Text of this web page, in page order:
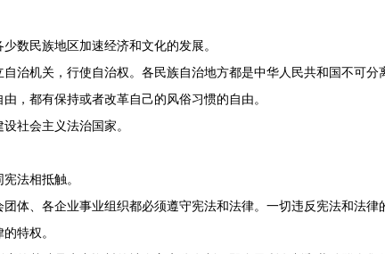
民族地区加速经济和文化的发展。
机关，行使自治权。各民族自治地方都是中华人民共和国不可分
都有保持或者改革自己的风俗习惯的自由。
会主义法治国家。
法相抵触。
、各企业事业组织都必须遵守宪法和法律。一切违反宪法和法律
特权。